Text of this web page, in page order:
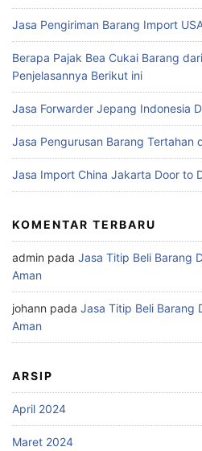
Jasa Pengiriman Barang Import
Berapa Pajak Bea Cukai Barang
Penjelasannya Berikut ini
Jasa Forwarder Jepang Indonesia
Jasa Pengurusan Barang Tertahan
Jasa Import China Jakarta Door to
KOMENTAR TERBARU
admin pada Jasa Titip Beli Barang
Aman
johann pada Jasa Titip Beli Barang
Aman
ARSIP
April 2024
Maret 2024